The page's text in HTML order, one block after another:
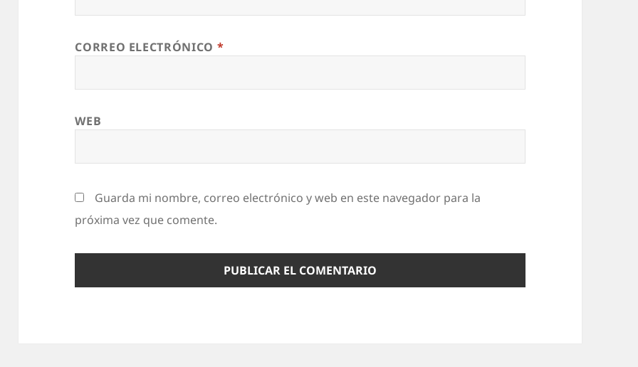
CORREO ELECTRÓNICO *
WEB
Guarda mi nombre, correo electrónico y web en este navegador para la
próxima vez que comente.